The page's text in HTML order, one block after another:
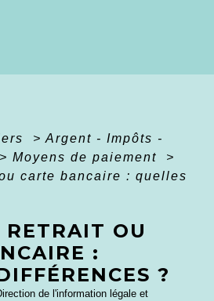
> Argent - Impôts -
> Moyens de paiement
>
carte bancaire : quelles
RETRAIT OU
:
?
de l'information légale et